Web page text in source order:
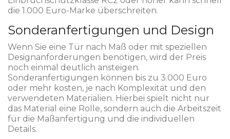
die 1.000 Euro-Marke überschreiten.
Sonderanfertigungen und Design
Wenn Sie eine Tür nach Maß oder mit speziellen
Designanforderungen benötigen, wird der Preis
noch einmal deutlich ansteigen.
Sonderanfertigungen können bis zu 3.000 Euro
oder mehr kosten, je nach Komplexität und den
verwendeten Materialien. Hierbei spielt nicht nur
das Material eine Rolle, sondern auch die Arbeitszeit
für die Maßanfertigung und die individuellen
Details.